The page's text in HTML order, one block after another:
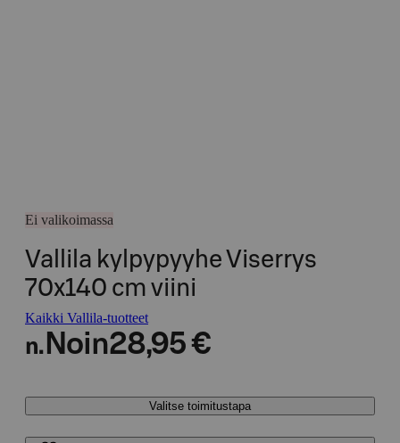
Ei valikoimassa
Vallila kylpypyyhe Viserrys
70x140 cm viini
Kaikki Vallila-tuotteet
n. Noin28,95 €
Valitse toimitustapa